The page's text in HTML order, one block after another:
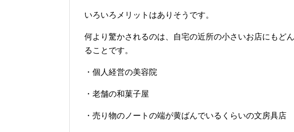
いろいろメリットはありそうです。
何より驚かされるのは、自宅の近所の小さいお店にもど
ることです。
・個人経営の美容院
・老舗の和菓子屋
・売り物のノートの端が黄ばんでいるくらいの文房具店